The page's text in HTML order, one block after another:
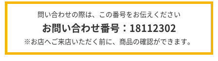
問い合わせの際は、この番号をお伝えください
お問い合わせ番号：18112302
※お店へご来店いただく前に、商品の確認ができます。